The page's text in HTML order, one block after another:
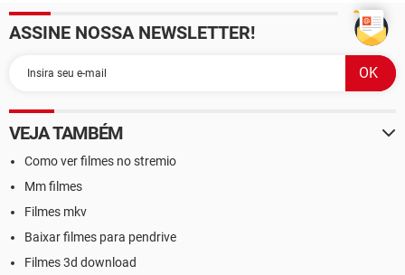
ASSINE NOSSA NEWSLETTER!
VEJA TAMBÉM
Como ver filmes no stremio
Mm filmes
Filmes mkv
Baixar filmes para pendrive
Filmes 3d download